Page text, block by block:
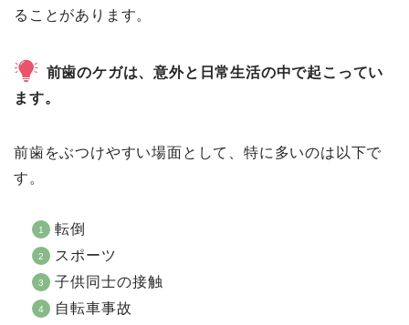
ることがあります。
前歯のケガは、意外と日常生活の中で起こってい
ます。
前歯をぶつけやすい場面として、特に多いのは以下で
す。
転倒
スポーツ
子供同士の接触
自転車事故